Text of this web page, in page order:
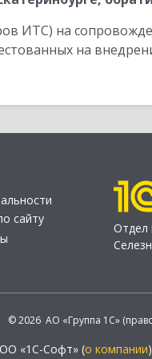
ИТС) на
на
сайту
Отдел
© 2026 АО «Группа 1С»
«1С-Софт» (о компании